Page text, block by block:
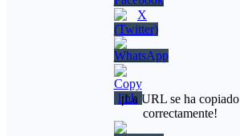
¡La URL se ha copiado
correctamente!